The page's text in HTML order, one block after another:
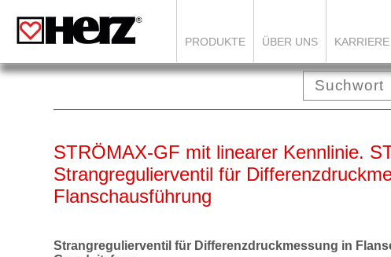
PRODUKTE ÜBER UNS KARRIERE
STRÖMAX-GF mit linearer Kennlinie.
Strangregulierventil für
Flanschausführung
Strangregulierventil für Differenzdruckmessung in